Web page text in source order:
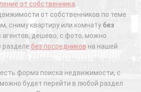
от собственника.
от собственников по теме
сниму квартиру или комнату без
агентов, дешево, с фото, можно
разделе без посредников на нашей
форма поиска недвижимости, с
будет перейти в любой раздел